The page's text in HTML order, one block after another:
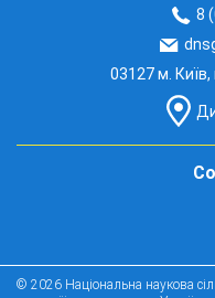
8
03127 м. Київ,
© 2026 Національна наукова